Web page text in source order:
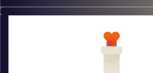
נושא שלא תמיד נעים לגעת בו… אבל אי
– זוגיות רעילה.
הופכת לשליטה?
קשה לעזוב, גם כשכואב?
בלי פילטרים ובלי אשליות רומנטיות, על